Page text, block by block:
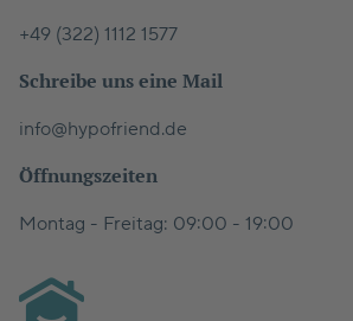
+49 (322) 1112 1577
Schreibe uns eine Mail
info@hypofriend.de
Öffnungszeiten
Montag - Freitag: 09:00 - 19:00